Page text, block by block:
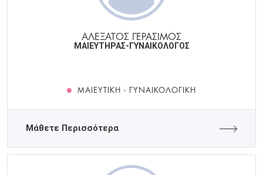
ΑΛΕΞΑΤΟΣ ΓΕΡΑΣΙΜΟΣ
ΜΑΙΕΥΤΗΡΑΣ-ΓΥΝΑΙΚΟΛΟΓΟΣ
ΜΑΙΕΥΤΙΚΉ - ΓΥΝΑΙΚΟΛΟΓΙΚΉ
Μάθετε Περισσότερα